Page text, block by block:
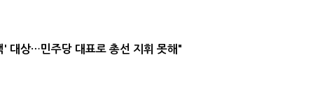
대상…민주당 대표로 총선 지휘 못해"